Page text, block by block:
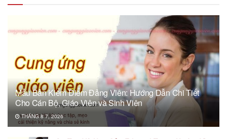
Mẫu Bản Kiểm Điểm Đảng Viên: Hướng Dẫn Chi Tiết
Cho Cán Bộ, Giáo Viên và Sinh Viên
THÁNG 8 7, 2026